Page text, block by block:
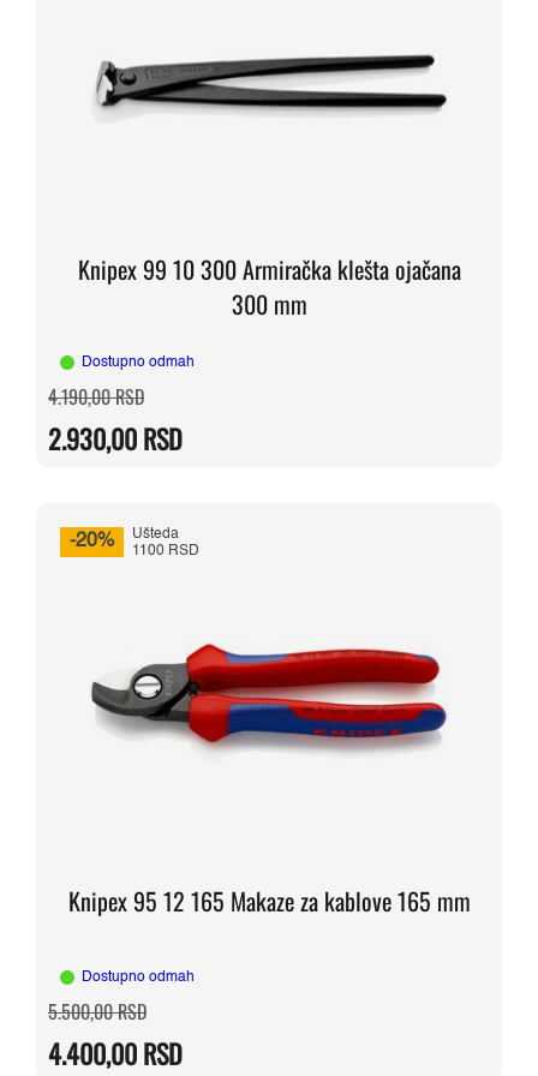
Knipex 99 10 300 Armiračka klešta ojačana
300 mm
Dostupno odmah
4.190,00RSDOriginalna
cena
bila:
4.190,00 RSD.
2.930,00RSD
Trenutna
cena
2.930,00 RSD.
-20%
Ušteda
1100 RSD
Knipex 95 12 165 Makaze za kablove 165 mm
Dostupno odmah
5.500,00RSDOriginalna
cena
bila:
5.500,00 RSD.
4.400,00RSD
Trenutna
cena
4.400,00 RSD.